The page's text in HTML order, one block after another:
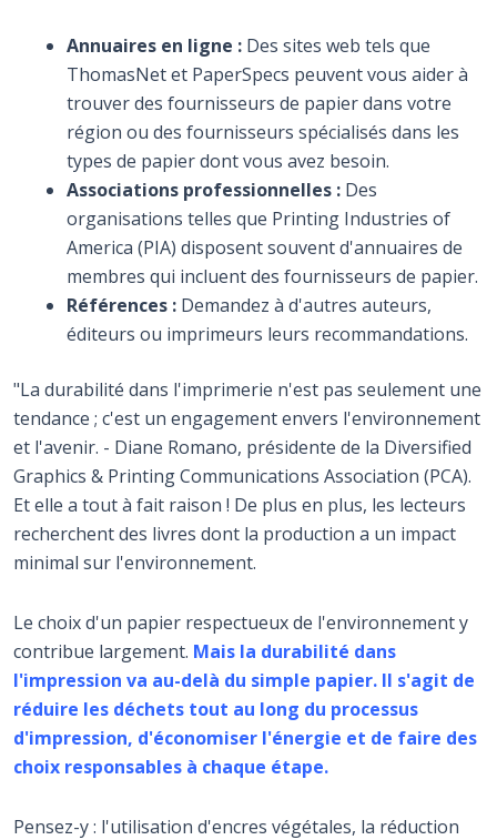
Annuaires en ligne : Des sites web tels que
ThomasNet et PaperSpecs peuvent vous aider à
trouver des fournisseurs de papier dans votre
région ou des fournisseurs spécialisés dans les
types de papier dont vous avez besoin.
Associations professionnelles : Des
organisations telles que Printing Industries of
America (PIA) disposent souvent d'annuaires de
membres qui incluent des fournisseurs de papier.
Références : Demandez à d'autres auteurs,
éditeurs ou imprimeurs leurs recommandations.
"La durabilité dans l'imprimerie n'est pas seulement une
tendance ; c'est un engagement envers l'environnement
et l'avenir. - Diane Romano, présidente de la Diversified
Graphics & Printing Communications Association (PCA).
Et elle a tout à fait raison ! De plus en plus, les lecteurs
recherchent des livres dont la production a un impact
minimal sur l'environnement.
Le choix d'un papier respectueux de l'environnement y
contribue largement. Mais la durabilité dans
l'impression va au-delà du simple papier. Il s'agit de
réduire les déchets tout au long du processus
d'impression, d'économiser l'énergie et de faire des
choix responsables à chaque étape.
Pensez-y : l'utilisation d'encres végétales, la réduction